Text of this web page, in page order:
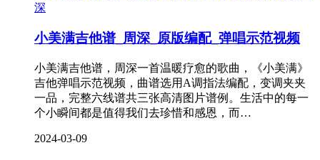
深
小美满吉他谱_周深_原版编配_弹唱示范视频
小美满吉他谱，周深一首温暖疗愈的歌曲，《小美满》
吉他弹唱示范视频，曲谱选用A调指法编配，变调夹夹
一品，完整六线谱共三张高清图片谱例。生活中的每一
个小瞬间都是值得我们去珍惜和感恩，而…
2024-03-09